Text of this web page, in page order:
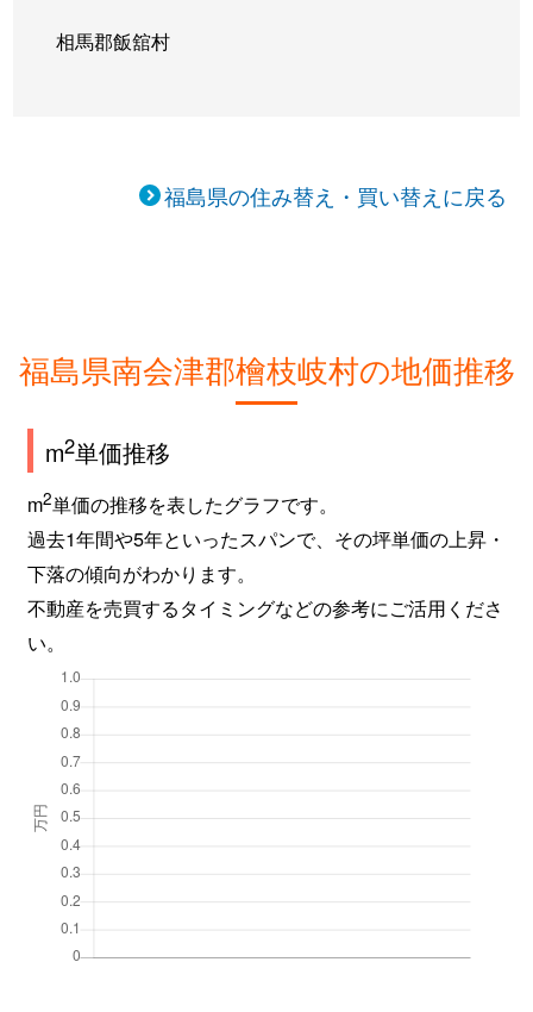
相馬郡飯舘村
福島県の住み替え・買い替えに戻る
福島県南会津郡檜枝岐村の地価推移
m2単価推移
m2単価の推移を表したグラフです。
過去1年間や5年といったスパンで、その坪単価の上昇・
下落の傾向がわかります。
不動産を売買するタイミングなどの参考にご活用くださ
い。